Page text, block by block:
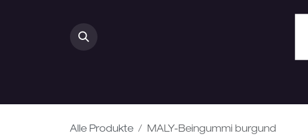
Alle Produkte MALY-Beingummi burgund